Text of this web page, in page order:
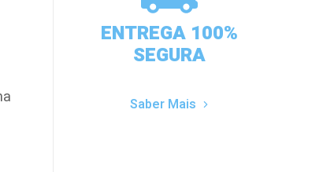
ENTREGA 100%
SEGURA
Saber Mais